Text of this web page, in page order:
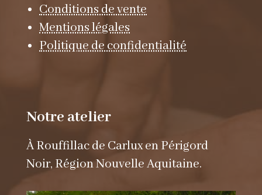
Conditions de vente
Mentions légales
Politique de confidentialité
Notre atelier
À Rouffillac de Carlux en Périgord
Noir, Région Nouvelle Aquitaine.